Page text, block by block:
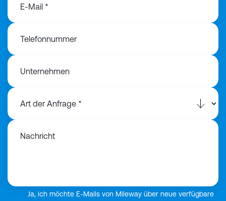
E-Mail *
Telefonnummer
Unternehmen
Nachricht
Ja, ich möchte E-Mails von Mileway über neue verfügbare